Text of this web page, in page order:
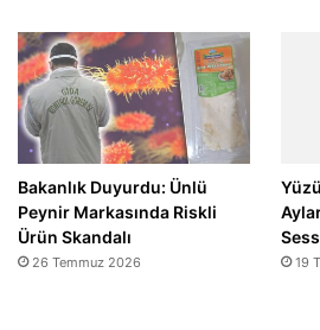
Bakanlık Duyurdu: Ünlü
Peynir Markasında Riskli
Ürün Skandalı
26 Temmuz 2026 19